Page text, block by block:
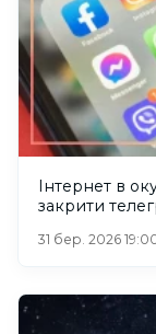
Інтернет в
закрити
31 бер. 2026